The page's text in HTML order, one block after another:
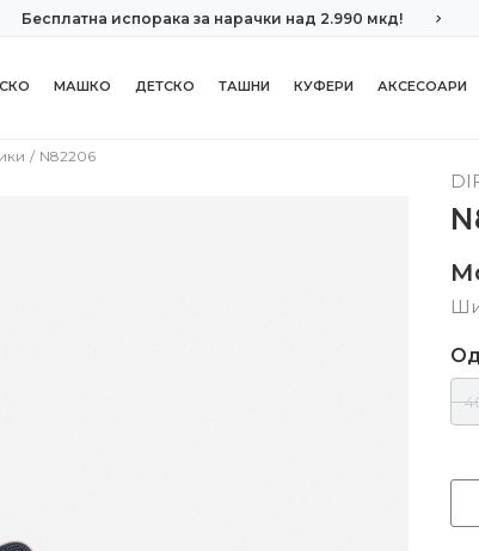
Бесплатна испорака за нарачки над 2.990 мкд!
МАШКО ДЕТСКО ТАШНИ КУФЕРИ АКСЕСОАРИ
N82206